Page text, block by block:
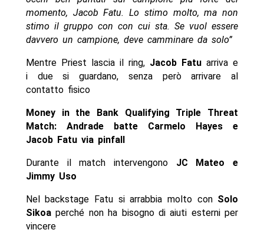
momento, Jacob Fatu. Lo stimo molto, ma non
stimo il gruppo con con cui sta. Se vuol essere
davvero un campione, deve camminare da solo”
Mentre Priest lascia il ring, Jacob Fatu arriva e
i due si guardano, senza però arrivare al
contatto fisico
Money in the Bank Qualifying Triple Threat
Match: Andrade batte Carmelo Hayes e
Jacob Fatu via pinfall
Durante il match intervengono JC Mateo e
Jimmy Uso
Nel backstage Fatu si arrabbia molto con Solo
Sikoaperché non ha bisogno di aiuti esterni per
vincere